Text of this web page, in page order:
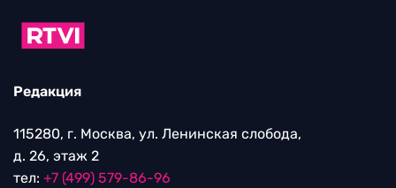
Редакция
115280, г. Москва, ул. Ленинская слобода,
д. 26, этаж 2
тел: +7 (499) 579-86-96